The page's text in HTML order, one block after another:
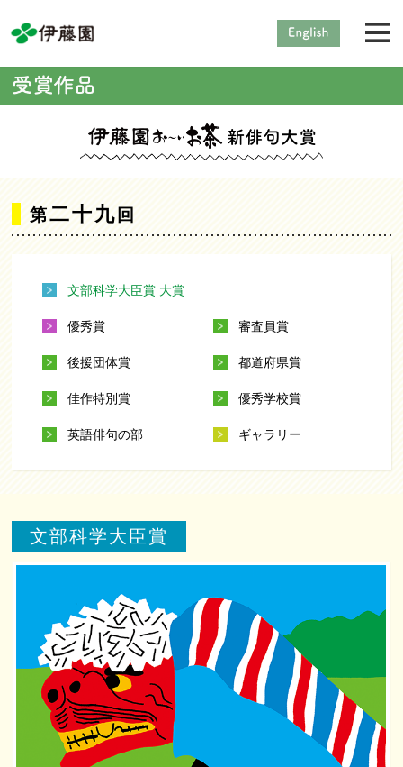
第二十九 回
文部科学大臣賞 大賞
優秀賞 審査員賞
後援団体賞 都道府県賞
佳作特別賞 優秀学校賞
英語俳句の部 ギャラリー
文部科学大臣賞